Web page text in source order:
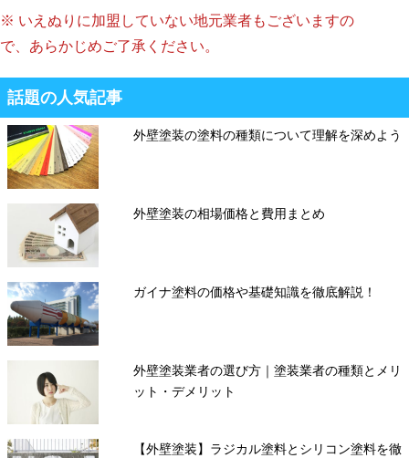
※ いえぬりに加盟していない地元業者もございますの
で、あらかじめご了承ください。
話題の人気記事
外壁塗装の塗料の種類について理解を深めよう
外壁塗装の相場価格と費用まとめ
ガイナ塗料の価格や基礎知識を徹底解説！
外壁塗装業者の選び方｜塗装業者の種類とメリ
ット・デメリット
【外壁塗装】ラジカル塗料とシリコン塗料を徹